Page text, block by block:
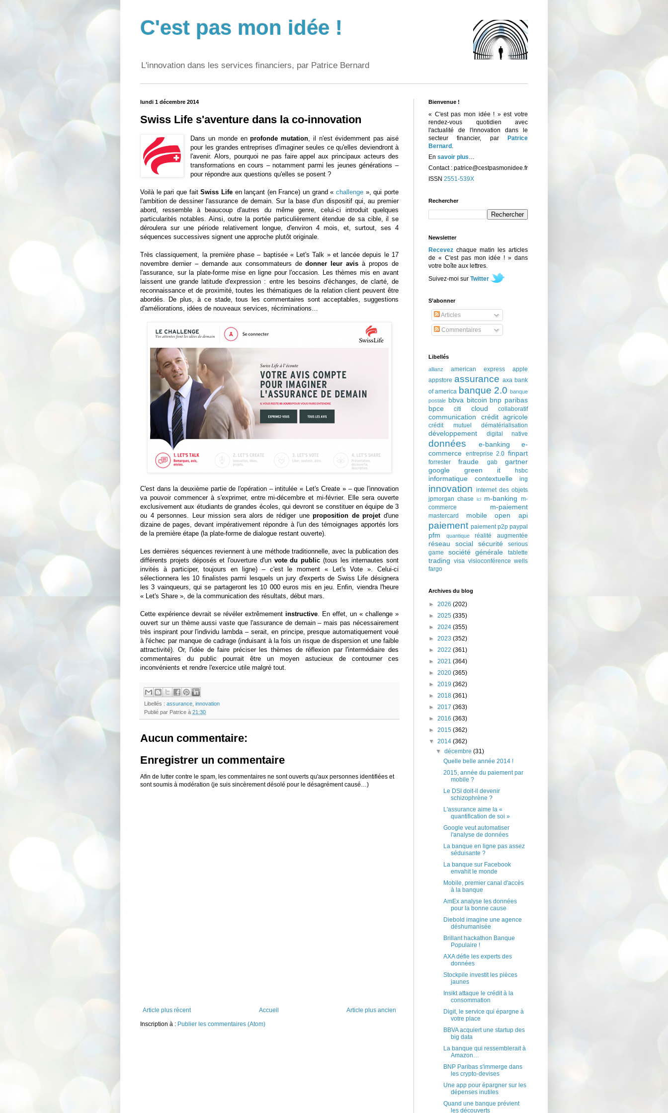
C'est pas mon idée !
L'innovation dans les services financiers, par Patrice Bernard
lundi 1 décembre 2014
Swiss Life s'aventure dans la co-innovation
Dans un monde enprofonde mutation, il n'est évidemment pas aisé
pour les grandes entreprises d'imaginer seules ce qu'elles deviendront à
l'avenir. Alors, pourquoi ne pas faire appel aux principaux acteurs des
transformations en cours – notamment parmi les jeunes générations –
pour répondre aux questions qu'elles se posent ?
Voilà le pari que faitSwiss Lifeen lançant (en France) un grand «challenge », qui porte
l'ambition de dessiner l'assurance de demain. Sur la base d'un dispositif qui, au premier
abord, ressemble à beaucoup d'autres du même genre, celui-ci introduit quelques
particularités notables. Ainsi, outre la portée particulièrement étendue de sa cible, il se
déroulera sur une période relativement longue, d'environ 4 mois, et, surtout, ses 4
séquences successives signent une approche plutôt originale.
Très classiquement, la première phase – baptisée « Let's Talk » et lancée depuis le 17
novembre dernier – demande aux consommateurs dedonner leur avis à propos de
l'assurance, sur la plate-forme mise en ligne pour l'occasion. Les thèmes mis en avant
laissent une grande latitude d'expression : entre les besoins d'échanges, de clarté, de
reconnaissance et de proximité, toutes les thématiques de la relation client peuvent être
abordés. De plus, à ce stade, tous les commentaires sont acceptables, suggestions
d'améliorations, idées de nouveaux services, récriminations…
C'est dans la deuxième partie de l'opération – intitulée « Let's Create » – que l'innovation
va pouvoir commencer à s'exprimer, entre mi-décembre et mi-février. Elle sera ouverte
exclusivement aux étudiants de grandes écoles, qui devront se constituer en équipe de 3
ou 4 personnes. Leur mission sera alors de rédiger uneproposition de projetd'une
dizaine de pages, devant impérativement répondre à l'un des témoignages apportés lors
de la première étape (la plate-forme de dialogue restant ouverte).
Les dernières séquences reviennent à une méthode traditionnelle, avec la publication des
différents projets déposés et l'ouverture d'un vote du public (tous les internautes sont
invités à participer, toujours en ligne) – c'est le moment « Let's Vote ». Celui-ci
sélectionnera les 10 finalistes parmi lesquels un jury d'experts de Swiss Life désignera
les 3 vainqueurs, qui se partageront les 10 000 euros mis en jeu. Enfin, viendra l'heure
« Let's Share », de la communication des résultats, début mars.
Cette expérience devrait se révéler extrêmement instructive. En effet, un « challenge »
ouvert sur un thème aussi vaste que l'assurance de demain – mais pas nécessairement
très inspirant pour l'individu lambda – serait, en principe, presque automatiquement voué
à l'échec par manque de cadrage (induisant à la fois un risque de dispersion et une faible
attractivité). Or, l'idée de faire préciser les thèmes de réflexion par l'intermédiaire des
commentaires du public pourrait être un moyen astucieux de contourner ces
inconvénients et rendre l'exercice utile malgré tout.
Libellés : assurance, innovation
Publié par Patrice à 21:30
Aucun commentaire:
Enregistrer un commentaire
Afin de lutter contre le spam, les commentaires ne sont ouverts qu'aux personnes identifiées et
sont soumis à modération (je suis sincèrement désolé pour le désagrément causé…)
Article plus récent Article plus ancien
Accueil
Inscription à : Publier les commentaires (Atom)
Bienvenue !
« C'est pas mon idée ! » est votre
rendez-vous quotidien avec
l'actualité de l'innovation dans le
secteur financier, par
Patrice
Bernard .
En savoir plus…
Contact : patrice@cestpasmonidee.fr
ISSN 2551-539X
Rechercher
Newsletter
Recevez chaque matin les articles
de « C'est pas mon idée ! » dans
votre boîte aux lettres.
Suivez-moi sur Twitter
S’abonner
Articles
Commentaires
Libellés
allianz american express
apple
appstore assurance axa bank
of america banque 2.0 banque
postale bbva bitcoin bnp paribas
bpce
citi cloud collaboratif
communication crédit agricole
crédit mutuel dématérialisation
développement digital native
données e-banking
e-
commerce entreprise 2.0 finpart
forrester fraude gab
gartner
google
green it hsbc
informatique contextuelle ing
innovation internet des objets
jpmorgan chase
lcl m-banking m-
commerce
m-paiement
mastercard mobile open api
paiement paiement p2p paypal
pfm quantique réalité augmentée
réseau social sécurité
serious
game
société générale tablette
trading visa visioconférence wells
fargo
Archives du blog
► 2026 (202)
► 2025 (335)
► 2024 (355)
► 2023 (352)
► 2022 (361)
► 2021 (364)
► 2020 (365)
► 2019 (362)
► 2018 (361)
► 2017 (363)
► 2016 (363)
► 2015 (362)
▼ 2014 (362)
▼décembre(31)
Quelle belle année 2014 !
2015, année du paiement par
mobile ?
Le DSI doit-il devenir
schizophrène ?
L'assurance aime la «
quantification de soi »
Google veut automatiser
l'analyse de données
La banque en ligne pas assez
séduisante ?
La banque sur Facebook
envahit le monde
Mobile, premier canal d'accès
à la banque
AmEx analyse les données
pour la bonne cause
Diebold imagine une agence
déshumanisée
Brillant hackathon Banque
Populaire !
AXA défie les experts des
données
Stockpile investit les pièces
jaunes
Insikt attaque le crédit à la
consommation
Digit, le service qui épargne à
votre place
BBVA acquiert une startup des
big data
La banque qui ressemblerait à
Amazon…
BNP Paribas s'immerge dans
les crypto-devises
Une app pour épargner sur les
dépenses inutiles
Quand une banque prévient
les découverts